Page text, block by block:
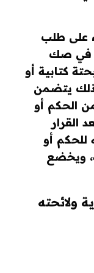
على طلب
في صك
كتابية أو
يتضمن
الحكم أو
القرار
للحكم أو
ويخضع
ولائحته